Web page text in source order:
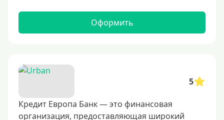
Тип карты
Visa
UnionPay
Оформить
5
Кредит Европа Банк — это финансовая
организация, предоставляющая широкий